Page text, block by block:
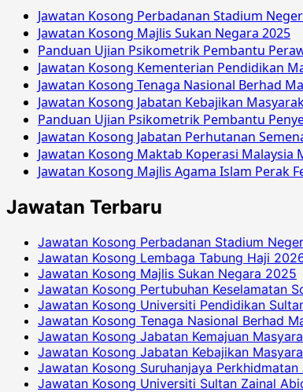
Jawatan Kosong Perbadanan Stadium
Jawatan Kosong Majlis Sukan Negara 2025
Panduan Ujian Psikometrik Pembantu
Jawatan Kosong Kementerian Pendidikan
Jawatan Kosong Tenaga Nasional Berhad
Jawatan Kosong Jabatan Kebajikan
Panduan Ujian Psikometrik Pembantu
Jawatan Kosong Jabatan Perhutanan
Jawatan Kosong Maktab Koperasi Malaysia
Jawatan Kosong Majlis Agama Islam Perak
Jawatan Terbaru
Jawatan Kosong Perbadanan Stadium
Jawatan Kosong Lembaga Tabung Haji
Jawatan Kosong Majlis Sukan Negara 2025
Jawatan Kosong Pertubuhan Keselamatan
Jawatan Kosong Universiti Pendidikan
Jawatan Kosong Tenaga Nasional Berhad
Jawatan Kosong Jabatan Kemajuan
Jawatan Kosong Jabatan Kebajikan
Jawatan Kosong Suruhanjaya
Jawatan Kosong Universiti Sultan Zainal